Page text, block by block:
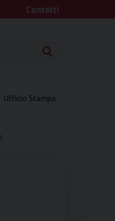
Contatti
Ufficio Stampa